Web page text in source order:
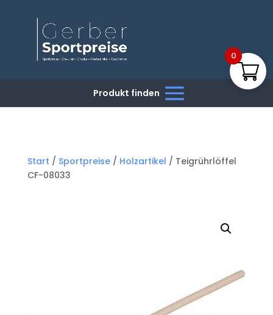
Start / Sportpreise/ Holzartikel / Teigrührlöffel
CF-08033
0